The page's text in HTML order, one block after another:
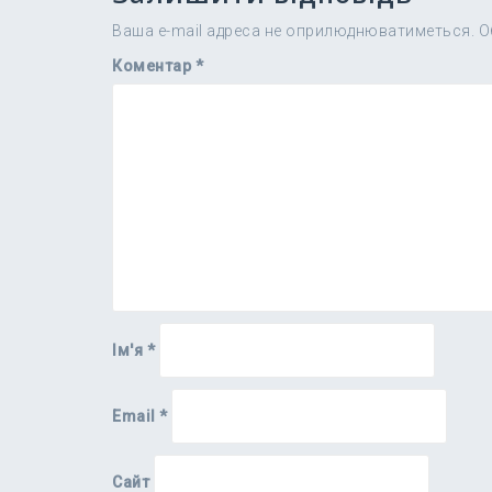
Ваша e-mail адреса не оприлюднюватиметься.
Коментар *
Ім'я *
Email *
Сайт